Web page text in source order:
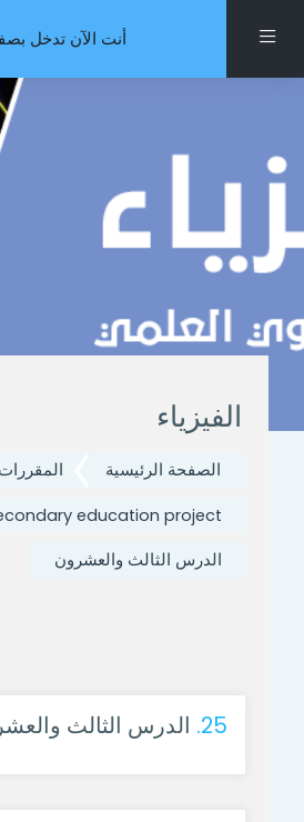
واجهة جانبية أنت الآن تدخل
الفيزياء
الصفحة الرئيسية
education project
الدرس الثالث والعشرون
25. الدرس الثالث